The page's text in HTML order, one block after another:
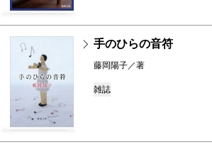
手のひらの音符
藤岡陽子／著
雑誌